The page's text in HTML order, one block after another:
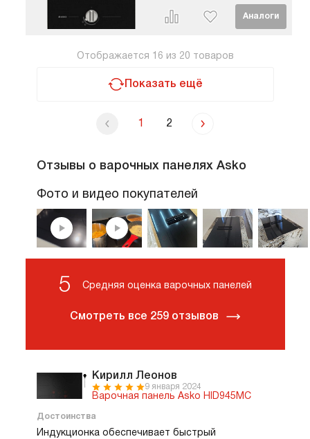
Отображается 16 из 20 товаров
Показать ещё
1 2
Отзывы о варочных панелях Asko
Фото и видео покупателей
Кирилл Леонов
9 января 2024
Варочная панель Asko HID945MC
Достоинства
Индукционка обеспечивает быстрый
5 Средняя оценка варочных панелей
Смотреть все 259 отзывов